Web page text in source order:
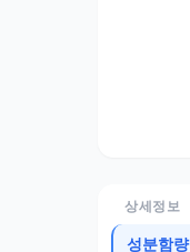
상세정보
성분함량